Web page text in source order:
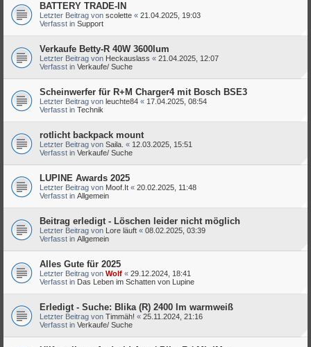
BATTERY TRADE-IN
Letzter Beitrag von scolette « 21.04.2025, 19:03
Verfasst in Support
Verkaufe Betty-R 40W 3600lum
Letzter Beitrag von Heckauslass « 21.04.2025, 12:07
Verfasst in Verkaufe/ Suche
Scheinwerfer für R+M Charger4 mit Bosch BSE3
Letzter Beitrag von leuchte84 « 17.04.2025, 08:54
Verfasst in Technik
rotlicht backpack mount
Letzter Beitrag von Saila. « 12.03.2025, 15:51
Verfasst in Verkaufe/ Suche
LUPINE Awards 2025
Letzter Beitrag von Moof.It « 20.02.2025, 11:48
Verfasst in Allgemein
Beitrag erledigt - Löschen leider nicht möglich
Letzter Beitrag von Lore läuft « 08.02.2025, 03:39
Verfasst in Allgemein
Alles Gute für 2025
Letzter Beitrag von Wolf « 29.12.2024, 18:41
Verfasst in Das Leben im Schatten von Lupine
Erledigt - Suche: Blika (R) 2400 lm warmweiß
Letzter Beitrag von Timmäh! « 25.11.2024, 21:16
Verfasst in Verkaufe/ Suche